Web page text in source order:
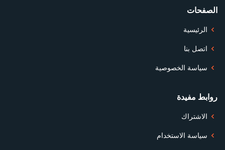
الصفحات
الرئيسية
اتصل بنا
سياسة الخصوصية
روابط مفيدة
الاشتراك
سياسة الاستخدام